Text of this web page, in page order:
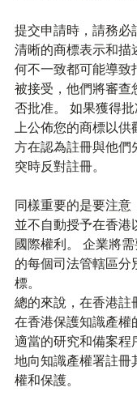
提交申請時，請務必
清晰的商標表示和描
何不一致都可能導致
被接受，他們將審查
否批准。 如果獲得
上公佈您的商標以
方在認為註冊與他們
突時反對註冊。
同樣重要的是要注意
並不自動授予在香港
國際權利。 企業將
的每個司法管轄區分
標。
總的來說，在香港註
在香港保護知識產權
適當的研究和備案程
地向知識產權署註冊
權和保護。